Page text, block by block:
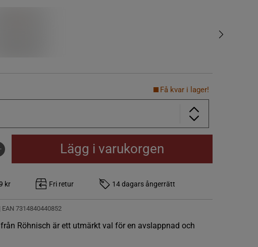
Få kvar i lager!
Lägg i varukorgen
kr Fri retur 14 dagars ångerrätt
EAN 7314840440852
Röhnisch är ett utmärkt val för en avslappnad och